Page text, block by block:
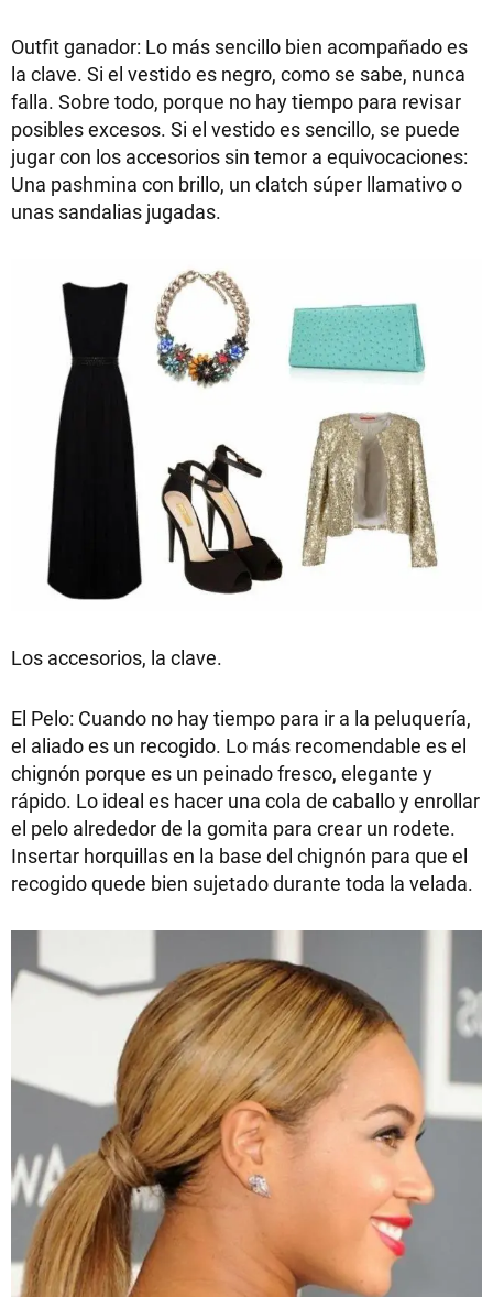
Outfit ganador: Lo más sencillo bien acompañado es
la clave. Si el vestido es negro, como se sabe, nunca
falla. Sobre todo, porque no hay tiempo para revisar
posibles excesos. Si el vestido es sencillo, se puede
jugar con los accesorios sin temor a equivocaciones:
Una pashmina con brillo, un clatch súper llamativo o
unas sandalias jugadas.
Los accesorios, la clave.
El Pelo: Cuando no hay tiempo para ir a la peluquería,
el aliado es un recogido. Lo más recomendable es el
chignón porque es un peinado fresco, elegante y
rápido. Lo ideal es hacer una cola de caballo y enrollar
el pelo alrededor de la gomita para crear un rodete.
Insertar horquillas en la base del chignón para que el
recogido quede bien sujetado durante toda la velada.